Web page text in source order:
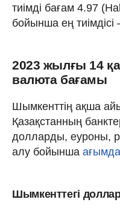
тиімді бағам 4.97
бойынша ең
2023 жылғы 14
валюта бағамы
Шымкенттің ақша
Қазақстанның
долларды, еуроны,
алу бойынша
Шымкенттегі